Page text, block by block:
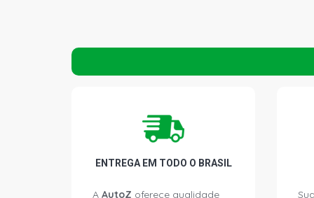
ENTREGA EM TODO O BRASIL
A AutoZ oferece qualidade